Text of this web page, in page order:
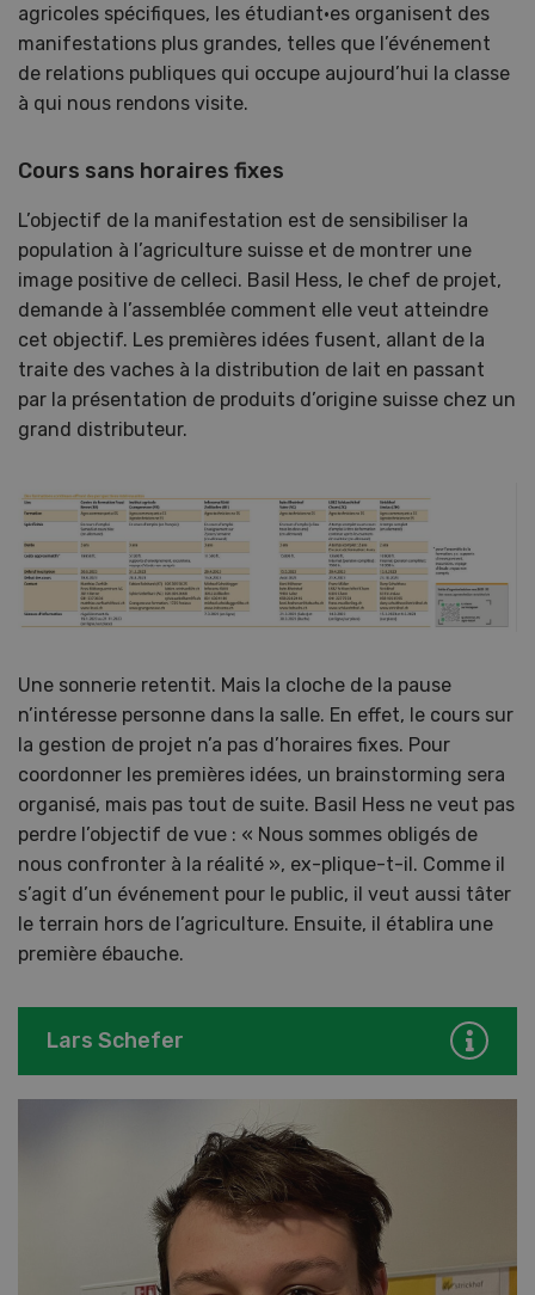
agricoles spécifiques, les étudiant·es organisent des
manifestations plus grandes, telles que l’événement
de relations publiques qui occupe aujourd’hui la classe
à qui nous rendons visite.
Cours sans horaires fixes
L’objectif de la manifestation est de sensibiliser la
population à l’agriculture suisse et de montrer une
image positive de celleci. Basil Hess, le chef de projet,
demande à l’assemblée comment elle veut atteindre
cet objectif. Les premières idées fusent, allant de la
traite des vaches à la distribution de lait en passant
par la présentation de produits d’origine suisse chez un
grand distributeur.
Une sonnerie retentit. Mais la cloche de la pause
n’intéresse personne dans la salle. En effet, le cours sur
la gestion de projet n’a pas d’horaires fixes. Pour
coordonner les premières idées, un brainstorming sera
organisé, mais pas tout de suite. Basil Hess ne veut pas
perdre l’objectif de vue : « Nous sommes obligés de
nous confronter à la réalité », ex-plique-t-il. Comme il
s’agit d’un événement pour le public, il veut aussi tâter
le terrain hors de l’agriculture. Ensuite, il établira une
première ébauche.
Lars Schefer